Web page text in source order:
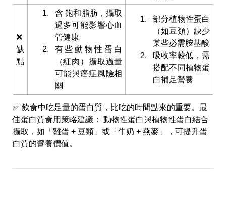
❌
缺
點
含 飽和脂肪，攝取
過多可能影響心血
管健康
有些動物性蛋白
（紅肉）攝取過量
可能與癌症風險相
關
部分植物性蛋白
（如豆類）缺少
某些必需胺基酸
吸收率較低，需
搭配不同植物蛋
白補足營養
✅ 飲食中吃足量的蛋白質，比吃的時間點來的重要。 最
佳蛋白質食用策略建議： 動物性蛋白與植物性蛋白結合
攝取，如「雞蛋 + 豆類」或「牛奶 + 燕麥」，可提升蛋
白質的營養價值。